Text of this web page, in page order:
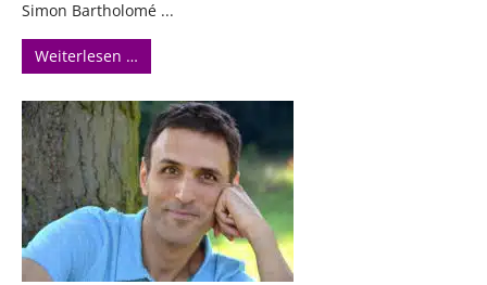
Simon Bartholomé ...
Weiterlesen …